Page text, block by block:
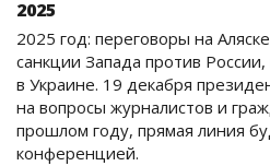
2025
2025 год: переговоры на
санкции Запада против
в Украине. 19 декабря
на вопросы журналистов и
прошлом году, прямая линия
конференцией.